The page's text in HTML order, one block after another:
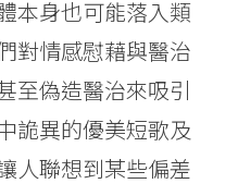
本身也可能落入類
對情感慰藉與醫治
至偽造醫治來吸引
詭異的優美短歌及
人聯想到某些偏差